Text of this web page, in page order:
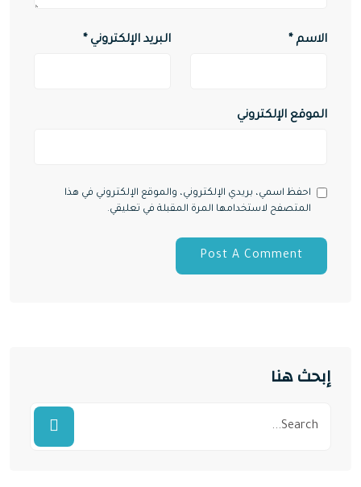
الاسم * البريد الإلكتروني *
الموقع الإلكتروني
احفظ اسمي، بريدي الإلكتروني، والموقع الإلكتروني في هذا
المتصفح لاستخدامها المرة المقبلة في تعليقي.
إبحث هنا